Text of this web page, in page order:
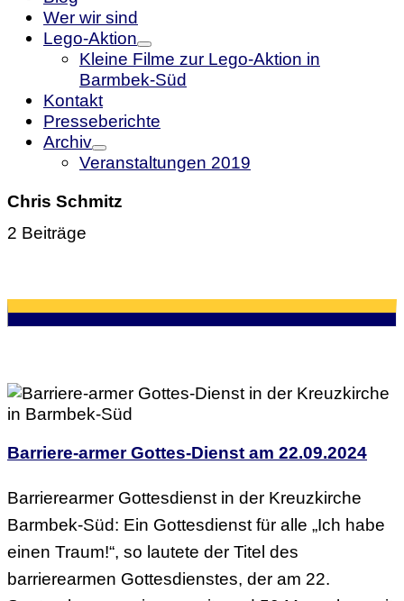
Wer wir sind
Lego-Aktion
Kleine Filme zur Lego-Aktion in
Barmbek-Süd
Kontakt
Presseberichte
Archiv
Veranstaltungen 2019
Chris Schmitz
2 Beiträge
Barriere-armer Gottes-Dienst am 22.09.2024
Barrierearmer Gottesdienst in der Kreuzkirche
Barmbek-Süd: Ein Gottesdienst für alle „Ich habe
einen Traum!“, so lautete der Titel des
barrierearmen Gottesdienstes, der am 22.